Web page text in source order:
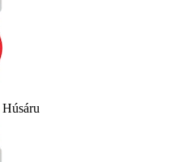
Húsáru